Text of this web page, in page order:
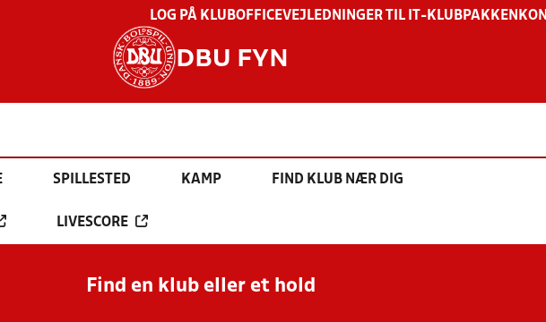
LOG PÅ KLUBOFFICEVEJLEDNINGER TIL IT-KLUBPAKKEN
DBU FYN
SPILLESTED KAMP FIND KLUB NÆR DIG
LIVESCORE
Find en klub eller et hold